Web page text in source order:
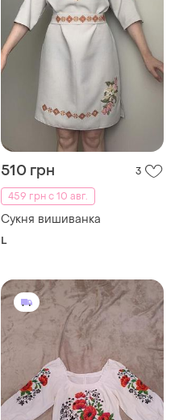
510 грн
3
459 грн с 10 авг.
Сукня вишиванка
L